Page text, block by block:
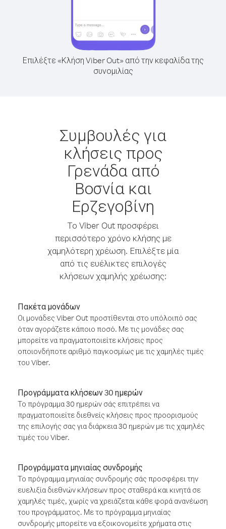
Επιλέξτε «Κλήση Viber Out» από την κεφαλίδα της
συνομιλίας
Συμβουλές για
κλήσεις προς
Γρενάδα από
Βοσνία και
Ερζεγοβίνη
Το Viber Out προσφέρει
περισσότερο χρόνο κλήσης με
χαμηλότερη χρέωση. Επιλέξτε μία
από τις ευέλικτες επιλογές
κλήσεων χαμηλής χρέωσης:
Πακέτα μονάδων
Οι μονάδες Viber Out προστίθενται στο υπόλοιπό σας
όταν αγοράζετε κάποιο ποσό. Με τις μονάδες σας
μπορείτε να πραγματοποιείτε κλήσεις προς
οποιονδήποτε αριθμό παγκοσμίως με τις χαμηλές τιμές
του Viber.
Προγράμματα κλήσεων 30 ημερών
Το πρόγραμμα 30 ημερών σάς επιτρέπει να
πραγματοποιείτε διεθνείς κλήσεις προς προορισμούς
της επιλογής σας για διάρκεια 30 ημερών με τις χαμηλές
τιμές του Viber.
Προγράμματα μηνιαίας συνδρομής
Το πρόγραμμα μηνιαίας συνδρομής σάς προσφέρει την
ευελιξία διεθνών κλήσεων προς σταθερά και κινητά σε
χαμηλές τιμές, χωρίς να χρειάζεται κάθε φορά ανανέωση
του προγράμματος. Με το πρόγραμμα μηνιαίας
συνδρομής μπορείτε να εξοικονομείτε χρήματα στις